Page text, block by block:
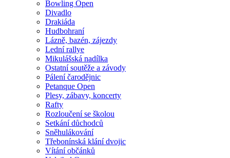
Bowling Open
Divadlo
Drakiáda
Hudbohraní
Lázně, bazén, zájezdy
Lední rallye
Mikulášská nadílka
Ostatní soutěže a závody
Pálení čarodějnic
Petanque Open
Plesy, zábavy, koncerty
Rafty
Rozloučení se školou
Setkání důchodců
Sněhulákování
Třebonínská klání dvojic
Vítání občánků